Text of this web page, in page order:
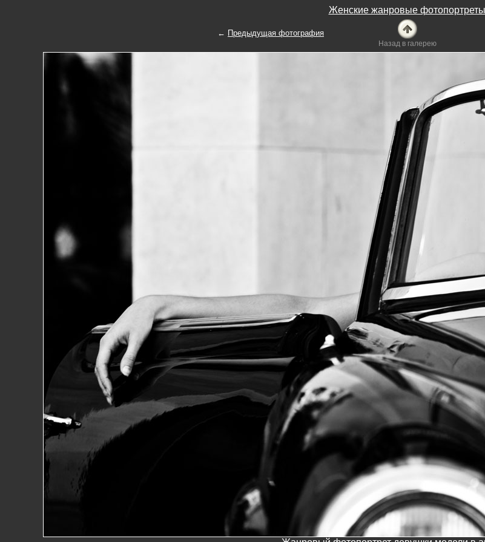
Женские жанровые фотопортреты
← Предыдущая фотография
Назад в галерею